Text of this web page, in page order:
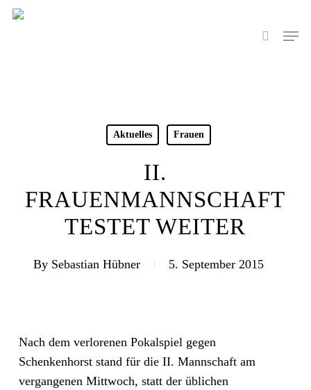
Skip
search
Menu
Aktuelles Frauen
II.
FRAUENMANNSCHAFT
TESTET WEITER
By Sebastian Hübner 5. September 2015
Nach dem verlorenen Pokalspiel gegen
Schenkenhorst stand für die II. Mannschaft am
vergangenen Mittwoch, statt der üblichen